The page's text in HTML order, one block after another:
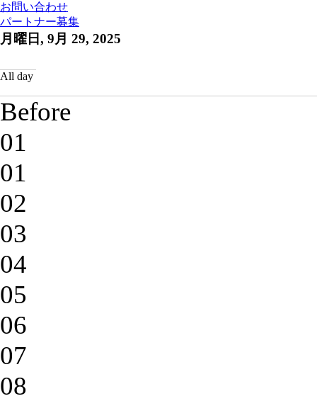
お問い合わせ
パートナー募集
月曜日, 9月 29, 2025
All day
Before
01
01
02
03
04
05
06
07
08